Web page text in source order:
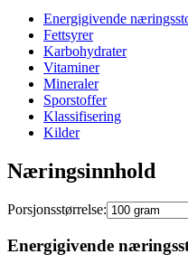
Energigivende
Fettsyrer
Karbohydrater
Vitaminer
Mineraler
Sporstoffer
Klassifisering
Kilder
Næringsinnhold
Porsjonsstørrelse:
Energigivende